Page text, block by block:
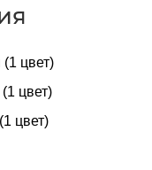
цвет)
цвет)
цвет)